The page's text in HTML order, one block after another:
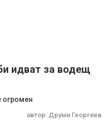
идват за водещ
огромен
автор: Друми Георгиев